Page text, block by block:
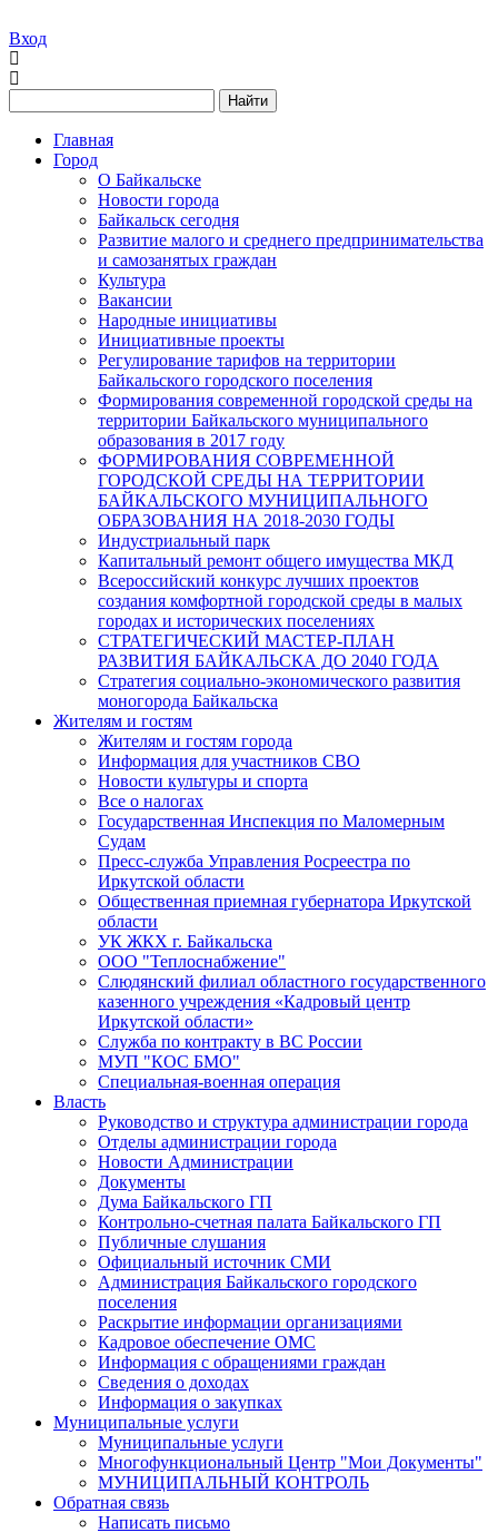
Вход
Найти
Главная
Город
О Байкальске
Новости города
Байкальск сегодня
Развитие малого и среднего предпринимательства
и самозанятых граждан
Культура
Вакансии
Народные инициативы
Инициативные проекты
Регулирование тарифов на территории
Байкальского городского поселения
Формирования современной городской среды на
территории Байкальского муниципального
образования в 2017 году
ФОРМИРОВАНИЯ СОВРЕМЕННОЙ
ГОРОДСКОЙ СРЕДЫ НА ТЕРРИТОРИИ
БАЙКАЛЬСКОГО МУНИЦИПАЛЬНОГО
ОБРАЗОВАНИЯ НА 2018-2030 ГОДЫ
Индустриальный парк
Капитальный ремонт общего имущества МКД
Всероссийский конкурс лучших проектов
создания комфортной городской среды в малых
городах и исторических поселениях
СТРАТЕГИЧЕСКИЙ МАСТЕР-ПЛАН
РАЗВИТИЯ БАЙКАЛЬСКА ДО 2040 ГОДА
Стратегия социально-экономического развития
моногорода Байкальска
Жителям и гостям
Жителям и гостям города
Информация для участников СВО
Новости культуры и спорта
Все о налогах
Государственная Инспекция по Маломерным
Судам
Пресс-служба Управления Росреестра по
Иркутской области
Общественная приемная губернатора Иркутской
области
УК ЖКХ г. Байкальска
ООО "Теплоснабжение"
Слюдянский филиал областного государственного
казенного учреждения «Кадровый центр
Иркутской области»
Служба по контракту в ВС России
МУП "КОС БМО"
Специальная-военная операция
Власть
Руководство и структура администрации города
Отделы администрации города
Новости Администрации
Документы
Дума Байкальского ГП
Контрольно-счетная палата Байкальского ГП
Публичные слушания
Официальный источник СМИ
Администрация Байкальского городского
поселения
Раскрытие информации организациями
Кадровое обеспечение ОМС
Информация с обращениями граждан
Сведения о доходах
Информация о закупках
Муниципальные услуги
Муниципальные услуги
Многофункциональный Центр "Мои Документы"
МУНИЦИПАЛЬНЫЙ КОНТРОЛЬ
Обратная связь
Написать письмо